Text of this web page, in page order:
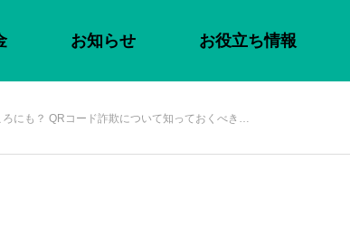
お知らせ お役立ち情報
ろにも？ QRコード詐欺について知っておくべき…